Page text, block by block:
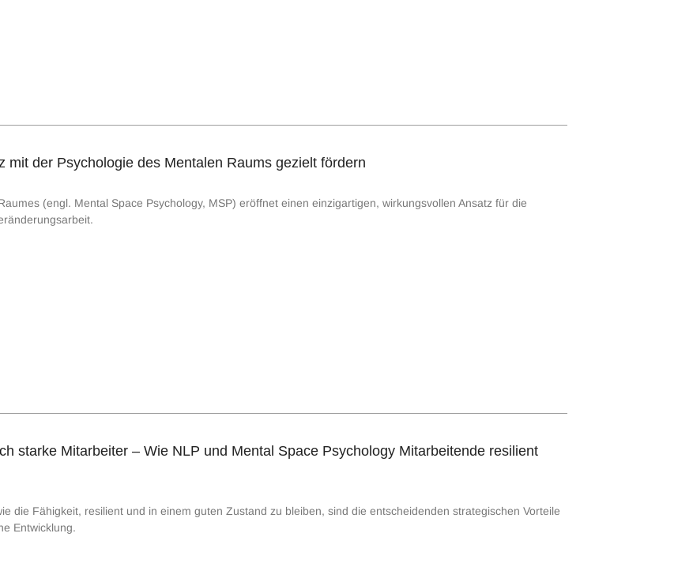
mit der Psychologie des Mentalen Raums gezielt fördern
(engl. Mental Space Psychology, MSP) eröffnet einen einzigartigen, wirkungsvollen Ansatz für die
starke Mitarbeiter – Wie NLP und Mental Space Psychology Mitarbeitende resilient
die Fähigkeit, resilient und in einem guten Zustand zu bleiben, sind die entscheidenden strategischen Vorteile
Entwicklung.